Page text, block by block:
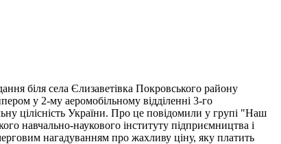
біля села Єлизаветівка Покровського району
у 2-му аеромобільному відділенні 3-го
цілісність України. Про це повідомили у групі "Наш
навчально-наукового інституту підприємництва і
нагадуванням про жахливу ціну, яку платить